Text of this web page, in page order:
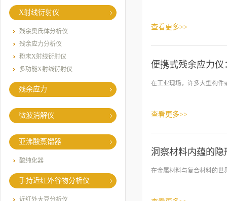
X射线衍射仪
残余奥氏体分析仪
残余应力分析仪
粉末X射线衍射仪
多功能X射线衍射仪
残余应力
微波消解仪
亚沸酸蒸馏器
酸纯化器
手持近红外谷物分析仪
近红外大豆分析仪
查看更多>>
便携式残余应力
在工业现场，许多大型构件
查看更多>>
洞察材料内蕴的
在金属材料与复合材料的世